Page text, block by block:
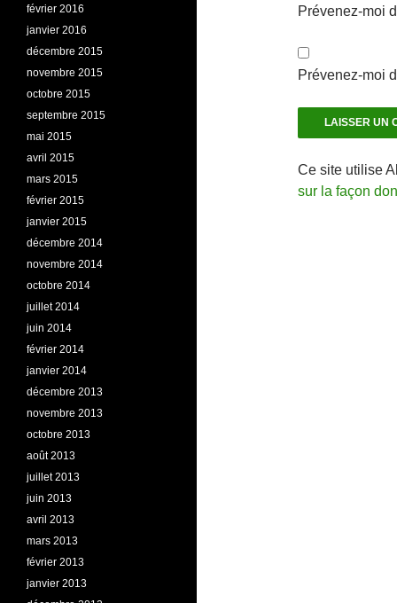
Prévenez-moi
Prévenez-moi
Ce site utilise
sur la façon
février 2016
janvier 2016
décembre 2015
novembre 2015
octobre 2015
septembre 2015
mai 2015
avril 2015
mars 2015
février 2015
janvier 2015
décembre 2014
novembre 2014
octobre 2014
juillet 2014
juin 2014
février 2014
janvier 2014
décembre 2013
novembre 2013
octobre 2013
août 2013
juillet 2013
juin 2013
avril 2013
mars 2013
février 2013
janvier 2013